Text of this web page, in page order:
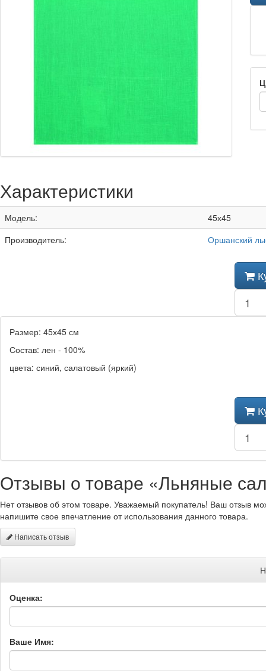
Характеристики
Модель:
45х45
Производитель:
Оршанский
Размер: 45х45 см
Состав: лен - 100%
цвета: синий, салатовый (яркий)
Отзывы о товаре «Льняные
Нет отзывов об этом товаре. Уважаемый покупатель! Ваш отзыв
напишите свое впечатление от использования данного товара.
Написать отзыв
Оценка:
Ваше Имя: